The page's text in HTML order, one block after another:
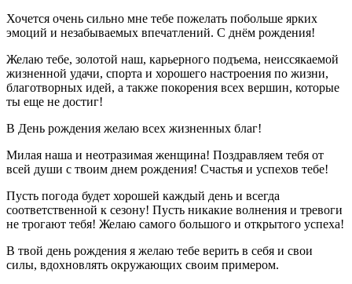
Хочется очень сильно мне тебе пожелать побольше ярких
эмоций и незабываемых впечатлений. С днём рождения!
Желаю тебе, золотой наш, карьерного подъема, неиссякаемой
жизненной удачи, спорта и хорошего настроения по жизни,
благотворных идей, а также покорения всех вершин, которые
ты еще не достиг!
В День рождения желаю всех жизненных благ!
Милая наша и неотразимая женщина! Поздравляем тебя от
всей души с твоим днем рождения! Счастья и успехов тебе!
Пусть погода будет хорошей каждый день и всегда
соответственной к сезону! Пусть никакие волнения и тревоги
не трогают тебя! Желаю самого большого и открытого успеха!
В твой день рождения я желаю тебе верить в себя и свои
силы, вдохновлять окружающих своим примером.